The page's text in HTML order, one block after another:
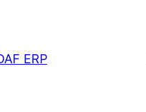
ERP